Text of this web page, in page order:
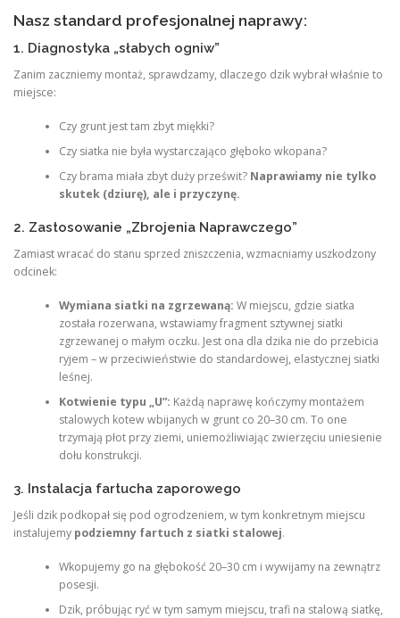
Nasz standard profesjonalnej naprawy:
1. Diagnostyka „słabych ogniw”
Zanim zaczniemy montaż, sprawdzamy, dlaczego dzik wybrał właśnie to
miejsce:
Czy grunt jest tam zbyt miękki?
Czy siatka nie była wystarczająco głęboko wkopana?
Czy brama miała zbyt duży prześwit? Naprawiamy nie tylko
skutek (dziurę), ale i przyczynę.
2. Zastosowanie „Zbrojenia Naprawczego”
Zamiast wracać do stanu sprzed zniszczenia, wzmacniamy uszkodzony
odcinek:
Wymiana siatki na zgrzewaną: W miejscu, gdzie siatka
została rozerwana, wstawiamy fragment sztywnej siatki
zgrzewanej o małym oczku. Jest ona dla dzika nie do przebicia
ryjem – w przeciwieństwie do standardowej, elastycznej siatki
leśnej.
Kotwienie typu „U”: Każdą naprawę kończymy montażem
stalowych kotew wbijanych w grunt co 20–30 cm. To one
trzymają płot przy ziemi, uniemożliwiając zwierzęciu uniesienie
dołu konstrukcji.
3. Instalacja fartucha zaporowego
Jeśli dzik podkopał się pod ogrodzeniem, w tym konkretnym miejscu
instalujemy podziemny fartuch z siatki stalowej.
Wkopujemy go na głębokość 20–30 cm i wywijamy na zewnątrz
posesji.
Dzik, próbując ryć w tym samym miejscu, trafi na stalową siatkę,